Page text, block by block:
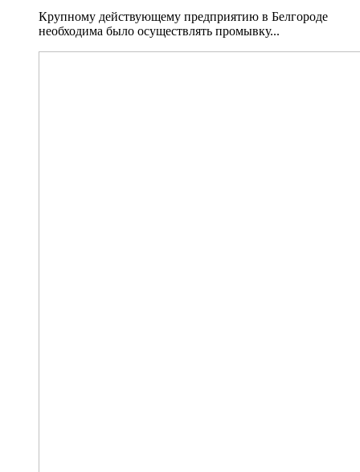
Крупному действующему предприятию в Белгороде
необходима было осуществлять промывку...